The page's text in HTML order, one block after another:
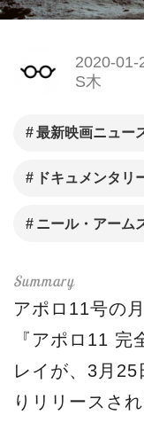
2020-01-
S木
最新映画ニュー
ドキュメンタリ
ニール・アーム
アポロ11号の
『アポロ11
レイが、3月25
りリリースされ